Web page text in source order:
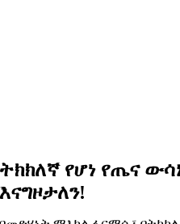
ትክክለኛ የሆነ የጤና
እናግዞታለን!